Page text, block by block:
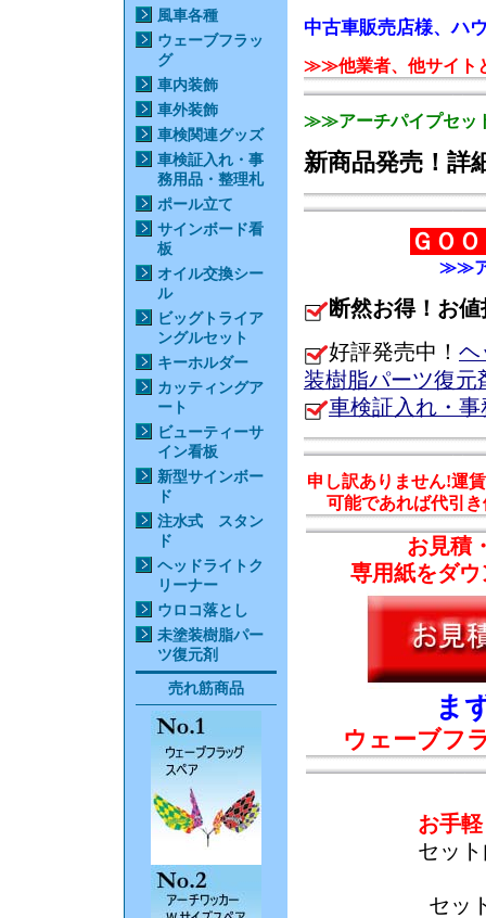
中古車販売店様、
≫≫他業者、他サイト
≫≫アーチパイプセッ
新商品発売！詳
ＧＯ
≫≫ア
断然お得！お
好評発売中！ ヘ
装樹脂パーツ復元
車検証入れ・
申し訳ありません!運
可能であれば代引
お見積
専用紙をダ
ま
ウェーブフ
お手
セッ
セッ
風車各種
ウェーブフラッ
グ
車内装飾
車外装飾
車検関連グッズ
車検証入れ・事
務用品・整理札
ポール立て
サインボード看
板
オイル交換シー
ル
ビッグトライア
ングルセット
キーホルダー
カッティングア
ート
ビューティーサ
イン看板
新型サインボー
ド
注水式 スタン
ド
ヘッドライトク
リーナー
ウロコ落とし
未塗装樹脂パー
ツ復元剤
売れ筋商品